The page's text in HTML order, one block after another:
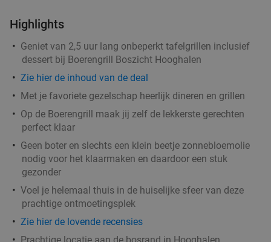
Highlights
Geniet van 2,5 uur lang onbeperkt tafelgrillen inclusief
dessert bij Boerengrill Boszicht Hooghalen
Zie hier de inhoud van de deal
Met je favoriete gezelschap heerlijk dineren en grillen
Op de Boerengrill maak jij zelf de lekkerste gerechten
perfect klaar
Geen boter en slechts een klein beetje zonnebloemolie
nodig voor het klaarmaken en daardoor een stuk
gezonder
Voel je helemaal thuis in de huiselijke sfeer van deze
prachtige ontmoetingsplek
Zie hier de lovende recensies